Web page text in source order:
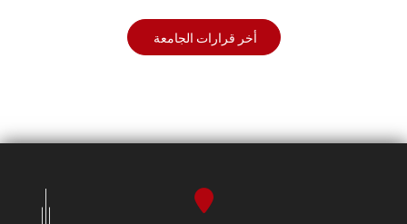
أخر قرارات الجامعة